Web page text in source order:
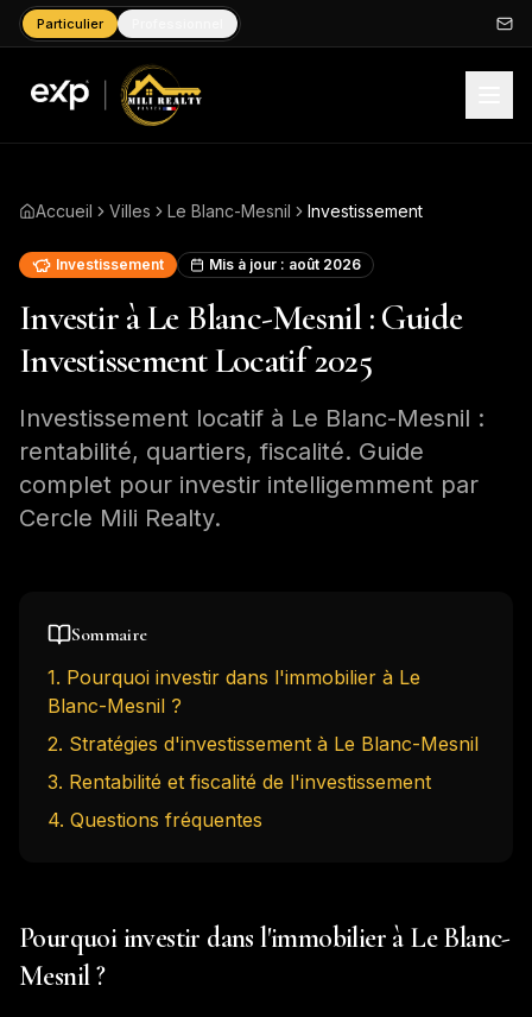
Particulier
Accueil Villes Le Blanc-Mesnil Investissement
Investissement Mis à jour : août 2026
Investir à Le Blanc-Mesnil : Guide
Investissement Locatif 2025
Investissement locatif à Le Blanc-Mesnil :
rentabilité, quartiers, fiscalité. Guide
complet pour investir intelligemment par
Cercle Mili Realty.
Sommaire
1. Pourquoi investir dans l'immobilier à Le
Blanc-Mesnil ?
2. Stratégies d'investissement à Le Blanc-Mesnil
3. Rentabilité et fiscalité de l'investissement
4. Questions fréquentes
Pourquoi investir dans l'immobilier à Le Blanc-
Mesnil ?